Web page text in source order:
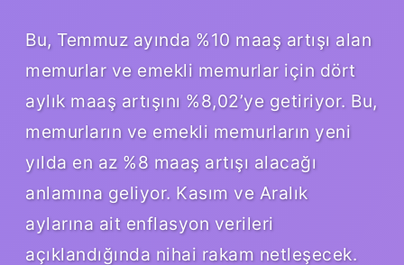
Bu, Temmuz ayında %10 maaş artışı alan
memurlar ve emekli memurlar için dört
aylık maaş artışını %8,02’ye getiriyor. Bu,
memurların ve emekli memurların yeni
yılda en az %8 maaş artışı alacağı
anlamına geliyor. Kasım ve Aralık
aylarına ait enflasyon verileri
açıklandığında nihai rakam netleşecek.